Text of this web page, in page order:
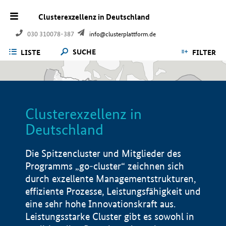
Clusterexzellenz in Deutschland
030 310078-387 info@clusterplattform.de
LISTE SUCHE FILTER
Clusterexzellenz in
Deutschland
Die Spitzencluster und Mitglieder des
Programms „go-cluster“ zeichnen sich
durch exzellente Managementstrukturen,
effiziente Prozesse, Leistungsfähigkeit und
eine sehr hohe Innovationskraft aus.
Leistungsstarke Cluster gibt es sowohl in